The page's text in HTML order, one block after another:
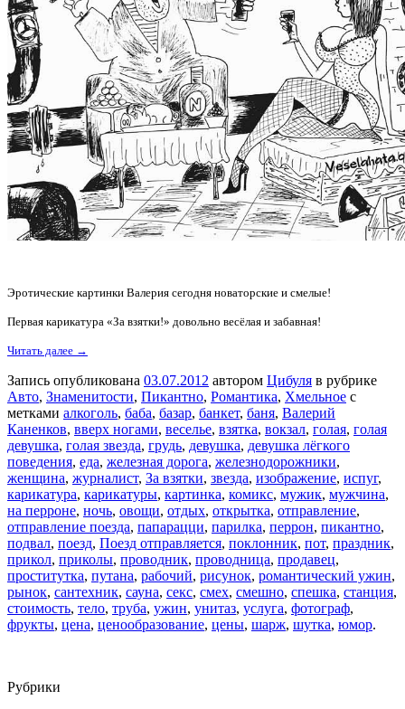
Эротические картинки Валерия сегодня новаторские и смелые!
Первая карикатура «За взятки!» довольно весёлая и забавная!
Читать далее →
Запись опубликована 03.07.2012 автором Цибуля в рубрике
Авто, Знаменитости, Пикантно, Романтика, Хмельное с
метками алкоголь, баба, базар, банкет, баня, Валерий
Каненков, вверх ногами, веселье, взятка, вокзал, голая, голая
девушка, голая звезда, грудь, девушка, девушка лёгкого
поведения, еда, железная дорога, железнодорожники,
женщина, журналист, За взятки, звезда, изображение, испуг,
карикатура, карикатуры, картинка, комикс, мужик, мужчина,
на перроне, ночь, овощи, отдых, открытка, отправление,
отправление поезда, папарацци, парилка, перрон, пикантно,
подвал, поезд, Поезд отправляется, поклонник, пот, праздник,
прикол, приколы, проводник, проводница, продавец,
проститутка, путана, рабочий, рисунок, романтический ужин,
рынок, сантехник, сауна, секс, смех, смешно, спешка, станция,
стоимость, тело, труба, ужин, унитаз, услуга, фотограф,
фрукты, цена, ценообразование, цены, шарж, шутка, юмор.
Рубрики